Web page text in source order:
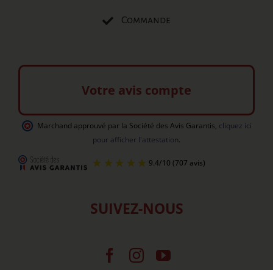
Commande
Votre avis compte
Marchand approuvé par la Société des Avis Garantis, cliquez ici
pour afficher l'attestation.
SUIVEZ-NOUS